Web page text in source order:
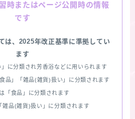
時またはページ公開時の情報
です
は、2025年改正基準に準拠してい
ます
に分類され芳香浴などに用いられます
品」「雑品(雑貨)扱い」に分類されます
「食品」に分類されます
雑品(雑貨)扱い」に分類されます